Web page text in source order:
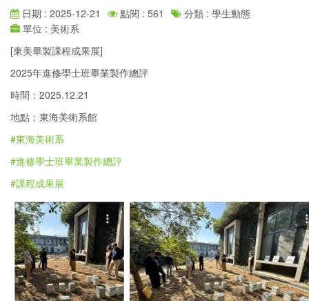
日期 : 2025-12-21 點閱 : 561
分類 : 學生動態
單位 : 美術系
[東美畢製課程成果展]
2025年進修學士班畢業製作總評
時間：2025.12.21
地點：東海美術系館
#東海美術系
#進修學士班畢業製作總評
#課程成果展